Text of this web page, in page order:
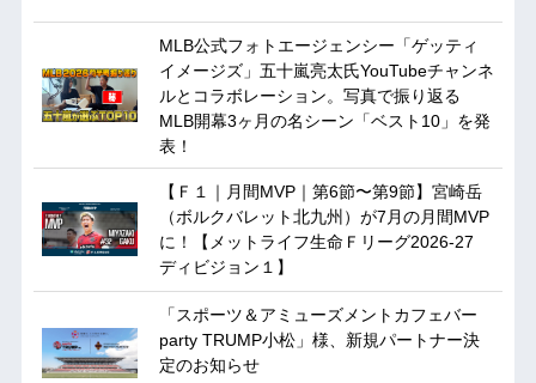
MLB公式フォトエージェンシー「ゲッティ
イメージズ」五十嵐亮太氏YouTubeチャンネ
ルとコラボレーション。写真で振り返る
MLB開幕3ヶ月の名シーン「ベスト10」を発
表！
【Ｆ１｜月間MVP｜第6節〜第9節】宮崎岳
（ボルクバレット北九州）が7月の月間MVP
に！【メットライフ生命Ｆリーグ2026-27
ディビジョン１】
「スポーツ＆アミューズメントカフェバー
party TRUMP小松」様、新規パートナー決
定のお知らせ